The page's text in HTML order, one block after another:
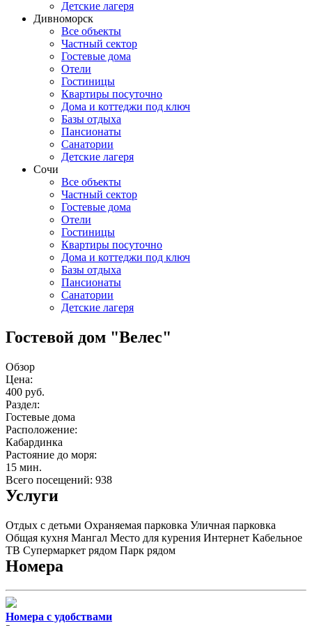
Детские лагеря
Дивноморск
Все объекты
Частный сектор
Гостевые дома
Отели
Гостиницы
Квартиры посуточно
Дома и коттеджи под ключ
Базы отдыха
Пансионаты
Санатории
Детские лагеря
Сочи
Все объекты
Частный сектор
Гостевые дома
Отели
Гостиницы
Квартиры посуточно
Дома и коттеджи под ключ
Базы отдыха
Пансионаты
Санатории
Детские лагеря
Гостевой дом "Велес"
Обзор
Цена:
400 руб.
Раздел:
Гостевые дома
Расположение:
Кабардинка
Растояние до моря:
15 мин.
Всего посещений: 938
Услуги
Отдых с детьми Охраняемая парковка Уличная парковка
Общая кухня Мангал Место для курения Интернет Кабельное
ТВ Супермаркет рядом Парк рядом
Номера
Номера с удобствами